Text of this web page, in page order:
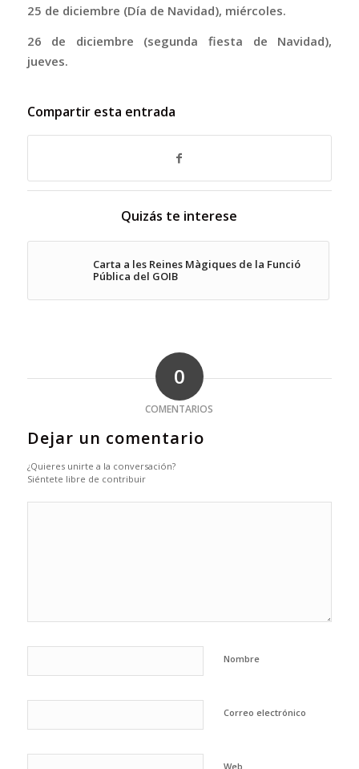
25 de diciembre (Día de Navidad), miércoles.
26 de diciembre (segunda fiesta de Navidad),
jueves.
Compartir esta entrada
Quizás te interese
Carta a les Reines Màgiques de la Funció
Pública del GOIB
0
COMENTARIOS
Dejar un comentario
¿Quieres unirte a la conversación?
Siéntete libre de contribuir
Nombre
Correo electrónico
Web